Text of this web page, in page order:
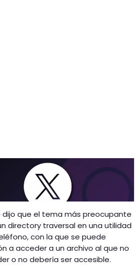
dijo que el tema más preocupante
directory traversal en una utilidad
con la que se puede
a acceder a un archivo al que no
o no debería ser accesible.